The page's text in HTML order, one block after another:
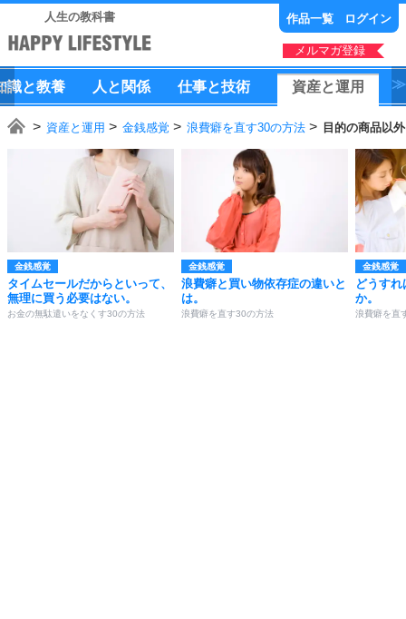
人生の教科書 作品一覧 ログイン
メルマガ登録
識と教養 人 と 関係 仕事と技術 資産と運用
資産と運用 金銭感覚 浪費癖を直す30の方法 目的の商品以
金銭感覚
タイムセールだからといって、
無理に買う必要はない。
お金の無駄遣いをなくす30の方法
金銭感覚
浪費癖と買い物依存症の違いと
は。
浪費癖を直す30の方法
金銭感覚
どうす
か。
浪費癖を直